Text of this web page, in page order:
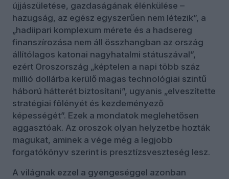
újjászületése, gazdaságának élénkülése –
hazugság, az egész egyszerűen nem létezik”, a
„hadiipari komplexum mérete és a hadsereg
finanszírozása nem áll összhangban az ország
állítólagos katonai nagyhatalmi státuszával”,
ezért Oroszország „képtelen a napi több száz
millió dollárba kerülő magas technológiai szintű
háború hátterét biztosítani”, ugyanis „elveszítette
stratégiai fölényét és kezdeményező
képességét”. Ezek a mondatok meglehetősen
aggasztóak. Az oroszok olyan helyzetbe hozták
magukat, aminek a vége még a legjobb
forgatókönyv szerint is presztízsveszteség lesz.
A világnak ezzel a gyengeséggel azonban